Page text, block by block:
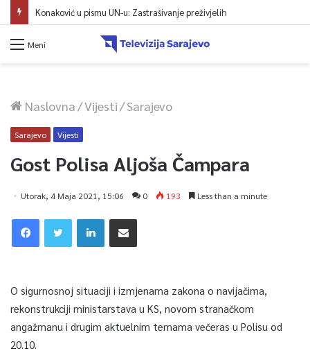
Konaković u pismu UN-u: Zastrašivanje preživjelih
Meni
Naslovna/Vijesti/Sarajevo
Sarajevo Vijesti
Gost Polisa Aljoša Čampara
Utorak, 4 Maja 2021, 15:06 0 193 Less than a minute
O sigurnosnoj situaciji i izmjenama zakona o navijačima,
rekonstrukciji ministarstava u KS, novom stranačkom
angažmanu i drugim aktuelnim temama večeras u Polisu od
20.10.